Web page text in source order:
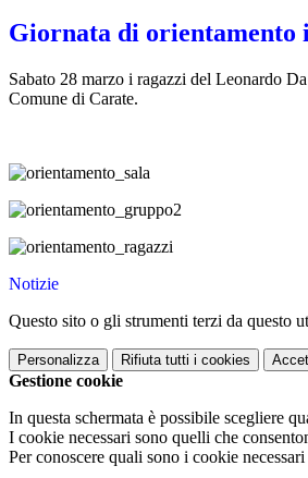
Giornata di orientamento
Sabato 28 marzo i ragazzi del Leonardo
Comune di Carate.
Notizie
Questo sito o gli strumenti terzi da questo
Personalizza Rifiuta tutti i cookies
Gestione cookie
In questa schermata è possibile scegliere
I cookie necessari sono quelli che
Per conoscere quali sono i cookie